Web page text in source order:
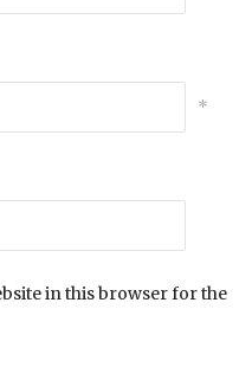
*
in this browser for the